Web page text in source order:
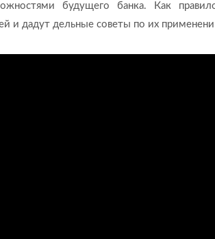
будущего банка. Как
и дадут дельные советы по их